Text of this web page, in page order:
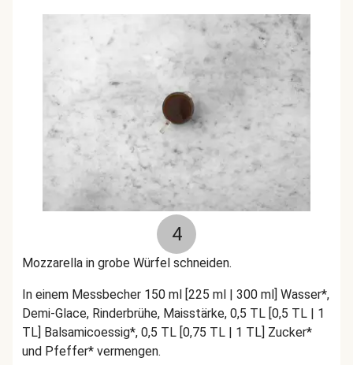
4
Mozzarella in grobe Würfel schneiden.
In einem Messbecher 150 ml [225 ml | 300 ml] Wasser*,
Demi-Glace, Rinderbrühe, Maisstärke, 0,5 TL [0,5 TL | 1
TL] Balsamicoessig*, 0,5 TL [0,75 TL | 1 TL] Zucker*
und Pfeffer* vermengen.